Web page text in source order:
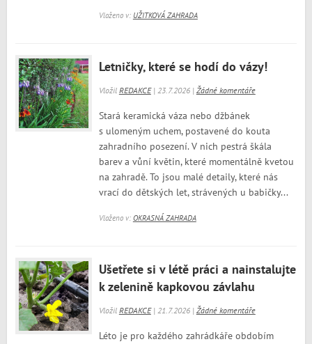
Vloženo v: UŽITKOVÁ ZAHRADA
Letničky, které se hodí do vázy!
Vložil REDAKCE| 23.7.2026 | Žádné komentáře
Stará keramická váza nebo džbánek
s ulomeným uchem, postavené do kouta
zahradního posezení. V nich pestrá škála
barev a vůní květin, které momentálně kvetou
na zahradě. To jsou malé detaily, které nás
vrací do dětských let, strávených u babičky...
Vloženo v: OKRASNÁ ZAHRADA
Ušetřete si v létě práci a nainstalujte
k zelenině kapkovou závlahu
Vložil REDAKCE| 21.7.2026 | Žádné komentáře
Léto je pro každého zahrádkáře obdobím